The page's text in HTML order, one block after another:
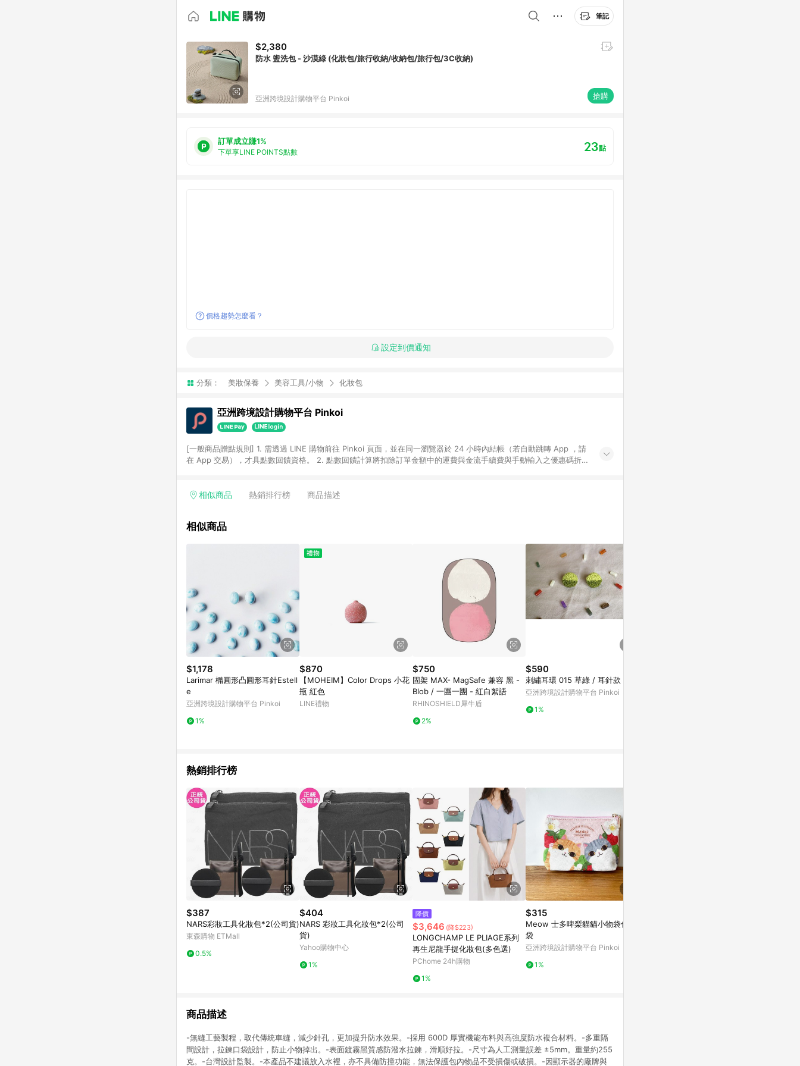
筆記
$2,380
防水 盥洗包 - 沙漠綠 (化妝包/旅行收納/收納包/旅行包/3C收納)
亞洲跨境設計購物平台 Pinkoi 搶購
訂單成立賺1%
下單享LINE POINTS點數 23點
價格趨勢怎麼看？
設定到價通知
分類： 美妝保養 美容工具/小物 化妝包
亞洲跨境設計購物平台 Pinkoi
[一般商品贈點規則] 1. 需透過 LINE 購物前往 Pinkoi 頁面，並在同一瀏覽器於 24 小時內結帳（若自動跳轉 App ，請
在 App 交易），才具點數回饋資格。 2. 點數回饋計算將扣除訂單金額中的運費與金流手續費與手動輸入之優惠碼折
格，部分退款不在此限。 6. APP 請更新至Android v4.6.0 / iOS v4.1.5 以上才具贈點資格。 7. 點數將於出貨後 45 天
使用規則請以點數紅包活動說明為準。 11. 若於 LINE 購物前往 Pinkoi 頁面後才首次下載 Pinkoi APP 並完成訂單，不
相似商品 熱銷排行榜 商品描述
相似商品
$1,178
Larimar 橢圓形凸圓形耳針Estell
e
亞洲跨境設計購物平台 Pinkoi
1%
$870
【MOHEIM】Color Drops 小花
瓶 紅色
LINE禮物
$750
固架 MAX- MagSafe 兼容 黑 -
Blob / 一團一團 - 紅白絮語
RHINOSHIELD犀牛盾
2%
$590
刺繡耳環 015 草綠 / 耳針款
亞洲跨境設計購物平台 Pinkoi
1%
熱銷排行榜
$387
NARS彩妝工具化妝包*2(公司貨)
東森購物 ETMall
0.5%
$404
NARS 彩妝工具化妝包*2(公司
貨)
Yahoo購物中心
1%
降價
$3,646 (降$223)
LONGCHAMP LE PLIAGE系列
再生尼龍手提化妝包(多色選)
PChome 24h購物
1%
$315
Meow 士多啤梨貓貓小物袋化妝
袋
亞洲跨境設計購物平台 Pinkoi
1%
商品描述
-無縫工藝製程，取代傳統車縫，減少針孔，更加提升防水效果。-採用 600D 厚實機能布料與高強度防水複合材料。-多重隔
間設計，拉鍊口袋設計，防止小物掉出。-表面鍍霧黑質感防潑水拉鍊，滑順好拉。-尺寸為人工測量誤差 ±5mm。重量約255
克。-台灣設計監製。-本產品不建議放入水裡，亦不具備防撞功能，無法保護包內物品不受損傷或破損。-因顯示器的廠牌與